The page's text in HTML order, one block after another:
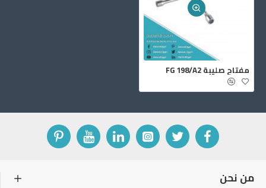
مفتاح صليبة FG 198/A2
من نحن